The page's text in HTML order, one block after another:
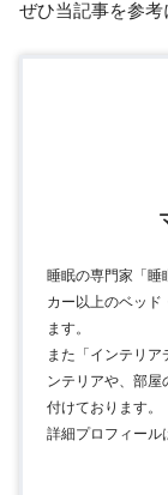
ぜひ当記事を参考
睡眠の専門家「睡
カー以上のベッド
ます。
また「インテリア
ンテリアや、部屋
付けております。
詳細プロフィール